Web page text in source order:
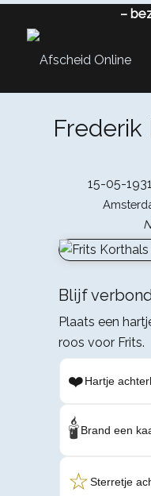
–
Frederik
15-05-
Blijf
Plaats een
roos voor Frits.
❤️Hartje
🕯️Brand een
☆Sterretje